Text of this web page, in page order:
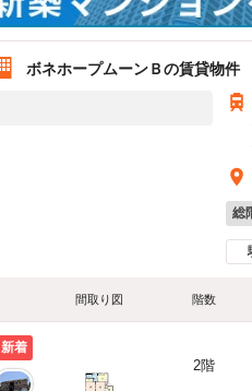
ボネホープムーンＢの賃貸物件
総
間取り図 階数
新着
2階